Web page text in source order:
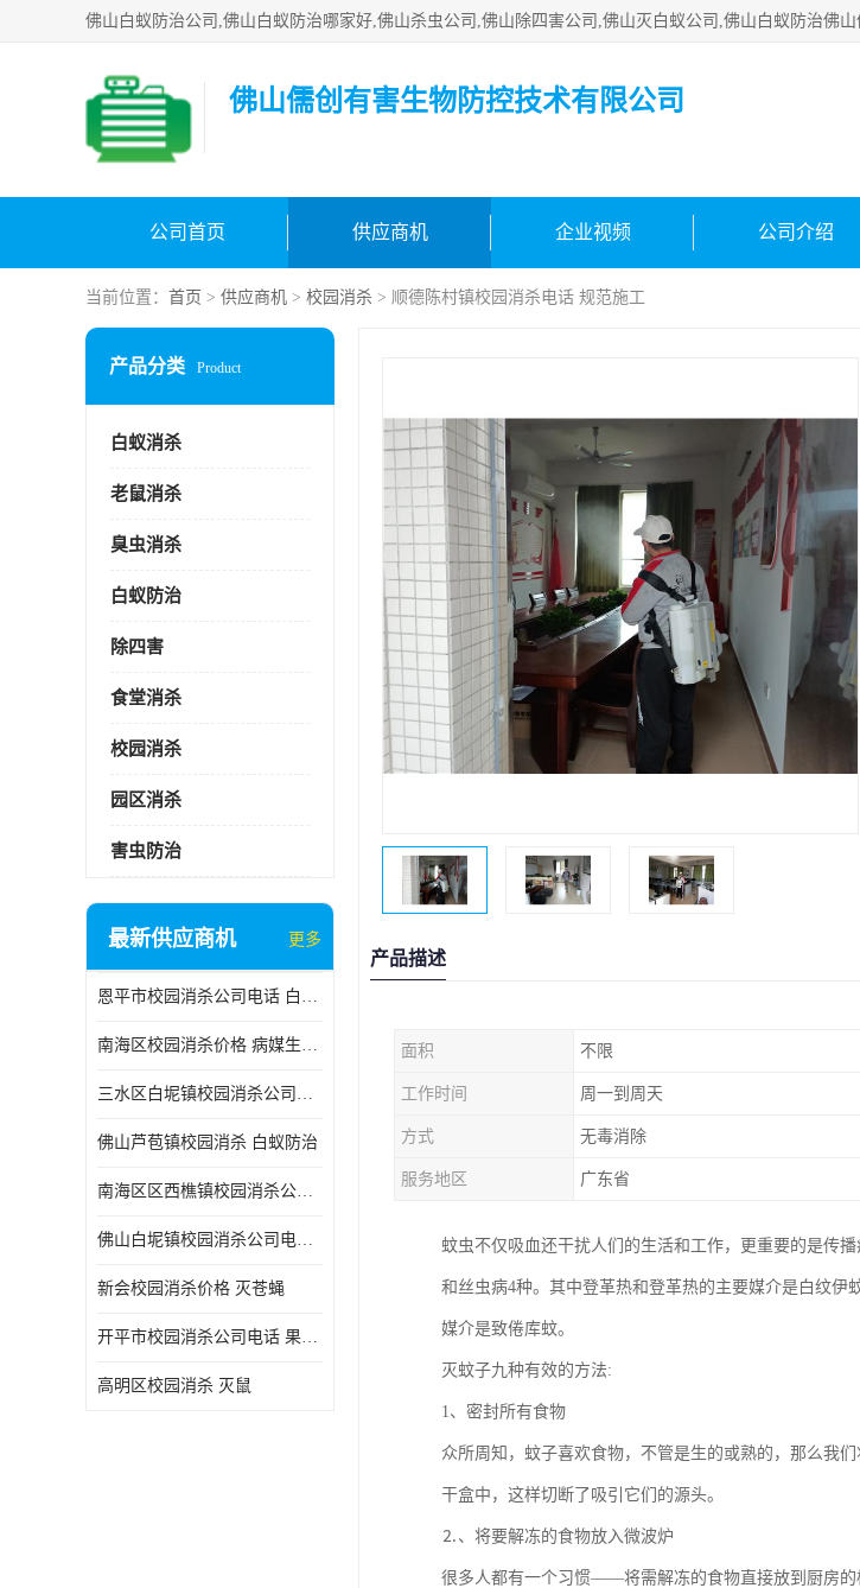
佛山儒创有害生物防控技术有限公司
公司首页 供应商机 企业视频 公司介绍
当前位置： 首页 > 供应商机 > 校园消杀 > 顺德陈村镇校园消杀电话 规范施工
产品分类 Product
白蚁消杀
老鼠消杀
臭虫消杀
白蚁防治
除四害
食堂消杀
校园消杀
园区消杀
害虫防治
最新供应商机 更多
恩平市校园消杀公司电话 白蚁工程
南海区校园消杀价格 病媒生物防治
三水区白坭镇校园消杀公司电话 消杀记录表
佛山芦苞镇校园消杀 白蚁防治
南海区区西樵镇校园消杀公司 害虫防治
佛山白坭镇校园消杀公司电话 除四害
新会校园消杀价格 灭苍蝇
开平市校园消杀公司电话 果蝇防治
高明区校园消杀 灭鼠
产品描述
面积 不限
工作时间 周一到周天
方式 无毒消除
服务地区 广东省
蚊虫不仅吸血还干扰人们的生活和工作，更重要的是传
和丝虫病4种。其中登革热和登革热的主要媒介是白纹
媒介是致倦库蚊。
灭蚊子九种有效的方法:
1、密封所有食物
众所周知，蚊子喜欢食物，不管是生的或熟的，那么我
干盒中，这样切断了吸引它们的源头。
⒉、将要解冻的食物放入微波炉
很多人都有一个习惯——将需解冻的食物直接放到厨房